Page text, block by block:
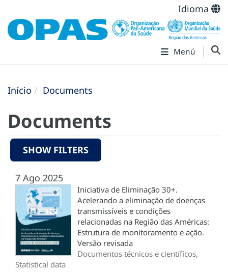
Idioma
Menú
Início Documents
Documents
SHOW FILTERS
7 Ago 2025
Iniciativa de Eliminação 30+.
Acelerando a eliminação de doenças
transmissíveis e condições
relacionadas na Região das Américas:
Estrutura de monitoramento e ação.
Versão revisada
Documentos técnicos e científicos,
Statistical data